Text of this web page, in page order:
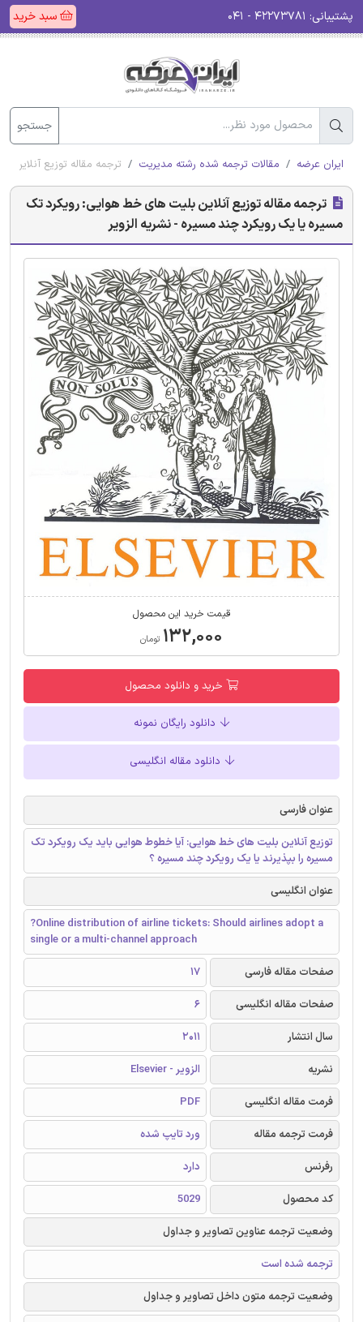
پشتیبانی: سبد خرید
جستجو
ایران عرضه مقالات ترجمه شده رشته مدیریت ترجمه مقاله توزیع
ترجمه مقاله توزیع آنلاین بلیت های خط هوایی: رویکرد تک
مسیره یا یک رویکرد چند مسیره - نشریه الزویر
قیمت خرید این محصول
۱۳۲,۰۰۰ تومان
خرید و دانلود محصول
دانلود رایگان نمونه
دانلود مقاله انگلیسی
عنوان فارسی
توزیع آنلاین بلیت های خط هوایی: آیا خطوط هوایی باید یک رویکرد تک
مسیره را بپذیرند یا یک رویکرد چند مسیره ؟
عنوان انگلیسی
?Online distribution of airline tickets: Should airlines adopt a
single or a multi-channel approach
صفحات مقاله فارسی
17
صفحات مقاله انگلیسی
6
سال انتشار
2011
نشریه
الزویر - Elsevier
فرمت مقاله انگلیسی
PDF
فرمت ترجمه مقاله
ورد تایپ شده
رفرنس
دارد
کد محصول
5029
وضعیت ترجمه عناوین تصاویر و جداول
ترجمه شده است
وضعیت ترجمه متون داخل تصاویر و جداول